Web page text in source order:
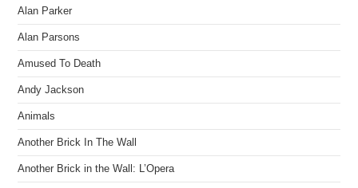
Alan Parker
Alan Parsons
Amused To Death
Andy Jackson
Animals
Another Brick In The Wall
Another Brick in the Wall: L’Opera